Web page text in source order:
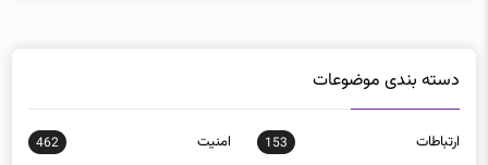
دسته بندی موضوعات
ارتباطات 153 امنيت 462